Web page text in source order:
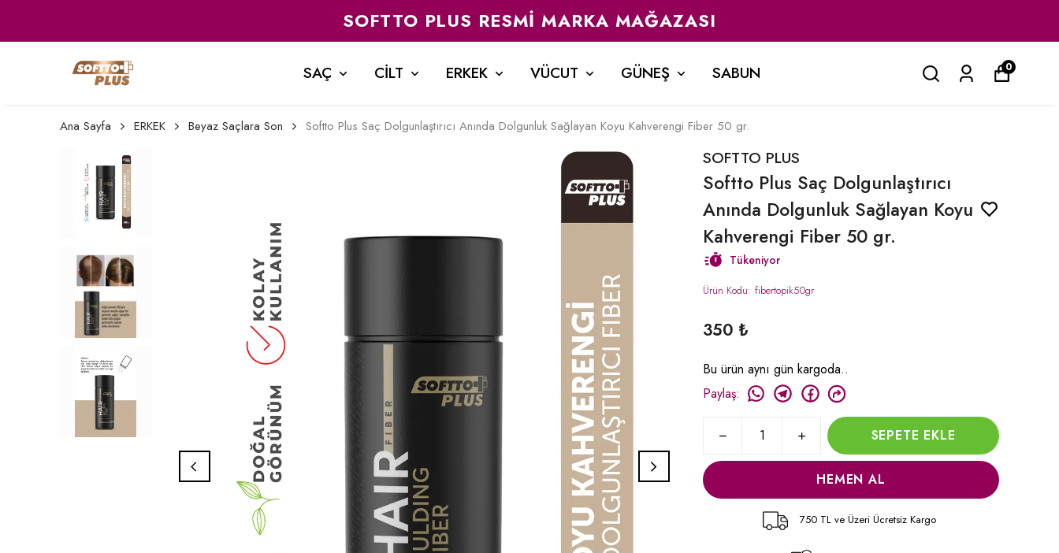
SOFTTO PLUS RESMI MARKA MAĞAZASI
SAÇ CİLT ERKEK VÜCUT GÜNEŞ SABUN 0
Ana Sayfa ERKEK Beyaz Saçlara Son Softto Plus Saç Dolgunlaştırıcı Anında Dolgunluk Sağlayan Koyu Kahverengi Fiber 50 gr.
SOFTTO PLUS
Softto Plus Saç Dolgunlaştırıcı
Anında Dolgunluk Sağlayan Koyu
Kahverengi Fiber 50 gr.
Tükeniyor
Ürün Kodu: fibertopik50gr
350 ₺
Bu ürün aynı gün kargoda..
Paylaş:
SEPETE EKLE
HEMEN AL
750 TL ve Üzeri Ücretsiz Kargo